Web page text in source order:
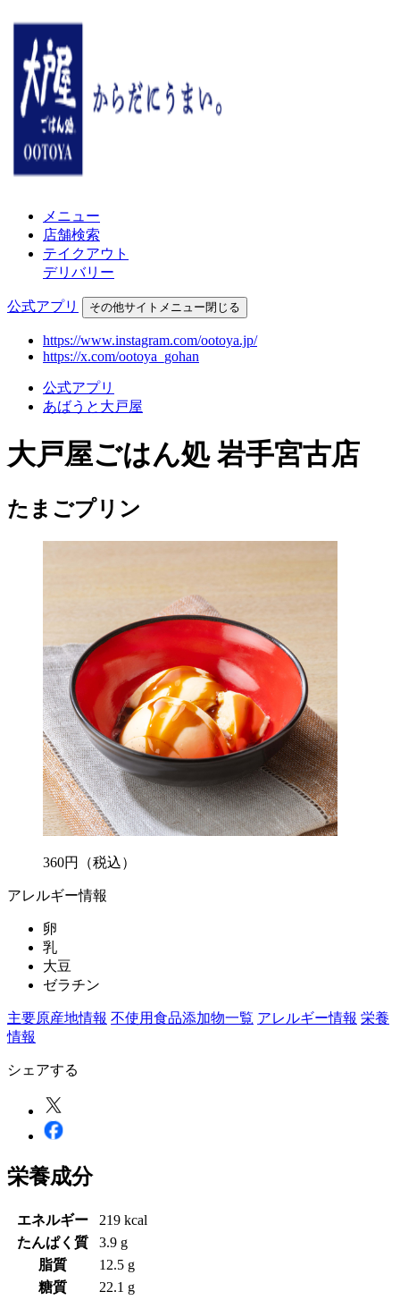
メニュー
店舗検索
テイクアウト
デリバリー
公式アプリ その他サイトメニュー閉じる
https://www.instagram.com/ootoya.jp/
https://x.com/ootoya_gohan
公式アプリ
あばうと大戸屋
大戸屋ごはん処 岩手宮古店
たまごプリン
360円 （税込）
アレルギー情報
卵
乳
大豆
ゼラチン
主要原産地情報 不使用食品添加物一覧 アレルギー情報 栄養
情報
シェアする
栄養成分
エネルギー
219 kcal
たんぱく質
3.9 g
脂質
12.5 g
糖質
22.1 g